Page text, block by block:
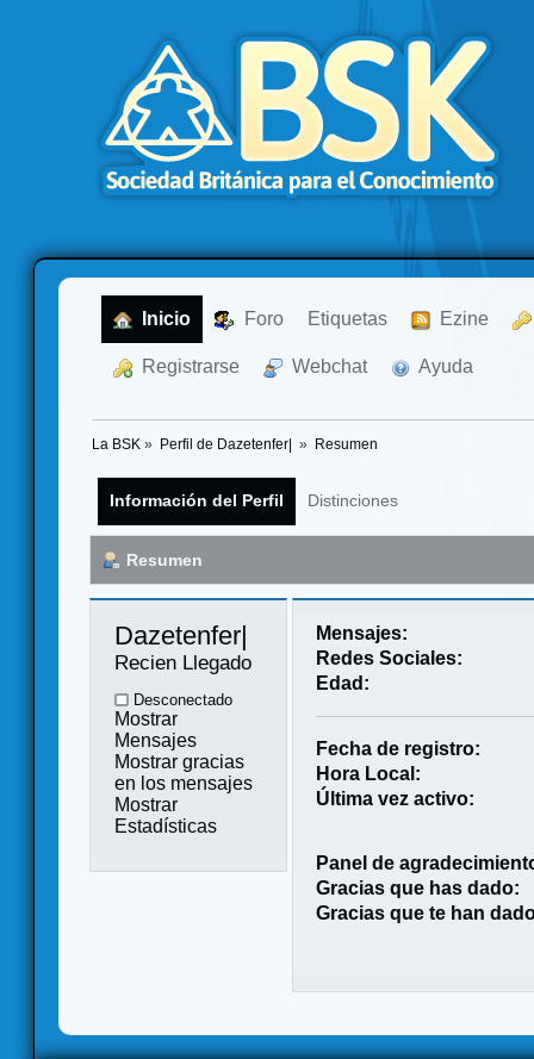
Inicio Foro Etiquetas Ezine
Registrarse Webchat Ayuda
La BSK » Perfil de Dazetenfer| » Resumen
Información del Perfil Distinciones
Resumen
Dazetenfer|
Recien Llegado
Desconectado
Mostrar
Mensajes
Mostrar gracias
en los mensajes
Mostrar
Estadísticas
Mensajes:
Redes Sociales:
Edad:
Fecha de registro:
Hora Local:
Última vez activo:
Panel de
Gracias que has dado:
Gracias que te han